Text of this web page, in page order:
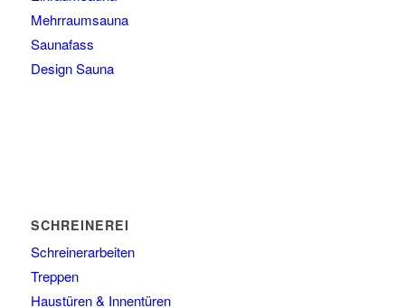
Mehrraumsauna
Saunafass
Design Sauna
SCHREINEREI
Schreinerarbeiten
Treppen
Haustüren & Innentüren